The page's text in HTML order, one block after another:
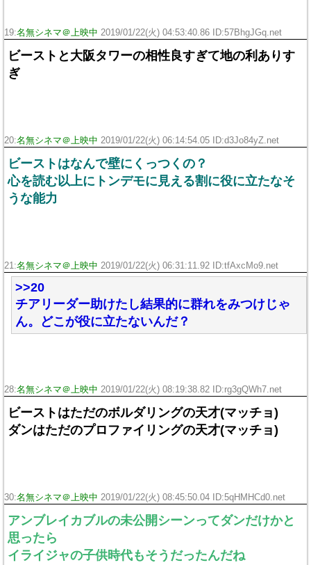
19:名無シネマ＠上映中 2019/01/22(火) 04:53:40.86 ID:57BhgJGq.net
ビーストと大阪タワーの相性良すぎて地の利ありす
ぎ
20:名無シネマ＠上映中 2019/01/22(火) 06:14:54.05 ID:d3Jo84yZ.net
ビーストはなんで壁にくっつくの？
心を読む以上にトンデモに見える割に役に立たなそ
うな能力
21:名無シネマ＠上映中 2019/01/22(火) 06:31:11.92 ID:tfAxcMo9.net
>>20
チアリーダー助けたし結果的に群れをみつけじゃ
ん。どこが役に立たないんだ？
28:名無シネマ＠上映中 2019/01/22(火) 08:19:38.82 ID:rg3gQWh7.net
ビーストはただのボルダリングの天才(マッチョ)
ダンはただのプロファイリングの天才(マッチョ)
30:名無シネマ＠上映中 2019/01/22(火) 08:45:50.04 ID:5qHMHCd0.net
アンブレイカブルの未公開シーンってダンだけかと
思ったら
イライジャの子供時代もそうだったんだね